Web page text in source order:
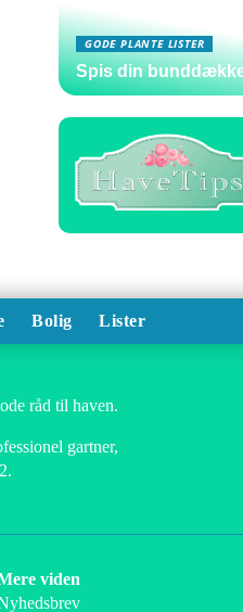
GODE PLANTE LISTER
Spis din
Bolig Lister
råd til haven.
gartner,
viden